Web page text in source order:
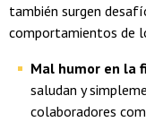
también surgen
comportamientos de
Mal humor en la
saludan y
colaboradores